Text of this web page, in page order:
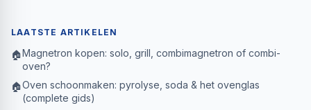
LAATSTE ARTIKELEN
🏠Magnetron kopen: solo, grill, combimagnetron of combi-
oven?
🏠Oven schoonmaken: pyrolyse, soda & het ovenglas
(complete gids)